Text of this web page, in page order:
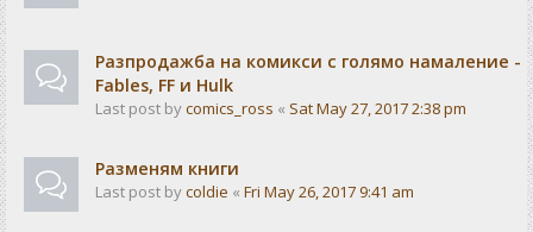
Разпродажба на комикси с голямо намаление -
Fables, FF и Hulk
Last post bycomics_ross « Sat May 27, 2017 2:38 pm
Разменям книги
Last post bycoldie « Fri May 26, 2017 9:41 am